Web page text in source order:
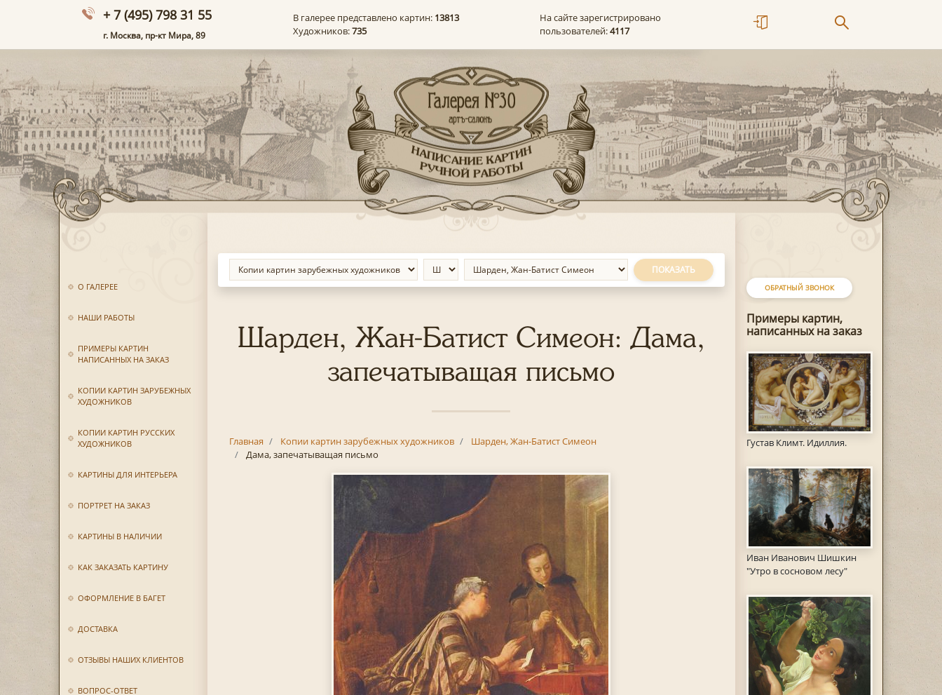
+ 7 (495) 798 31 55
г. Москва, пр-кт Мира, 89
В галерее представлено картин: 13813
Художников:735
На сайте зарегистрировано
пользователей:4117
О ГАЛЕРЕЕ
НАШИ РАБОТЫ
ПРИМЕРЫ КАРТИН
НАПИСАННЫХ НА ЗАКАЗ
КОПИИ КАРТИН ЗАРУБЕЖНЫХ
ХУДОЖНИКОВ
КОПИИ КАРТИН РУССКИХ
ХУДОЖНИКОВ
КАРТИНЫ ДЛЯ ИНТЕРЬЕРА
ПОРТРЕТ НА ЗАКАЗ
КАРТИНЫ В НАЛИЧИИ
КАК ЗАКАЗАТЬ КАРТИНУ
ОФОРМЛЕНИЕ В БАГЕТ
ДОСТАВКА
ОТЗЫВЫ НАШИХ КЛИЕНТОВ
ВОПРОС-ОТВЕТ
ОБРАТНЫЙ ЗВОНОК
Примеры картин,
написанных на заказ
Густав Климт. Идиллия.
Иван Иванович Шишкин
"Утро в сосновом лесу"
ПОКАЗАТЬ
Шарден, Жан-Батист Симеон: Дама,
запечатыващая письмо
Главная Копии картин зарубежных художников
Шарден, Жан-Батист Симеон
Дама, запечатыващая письмо